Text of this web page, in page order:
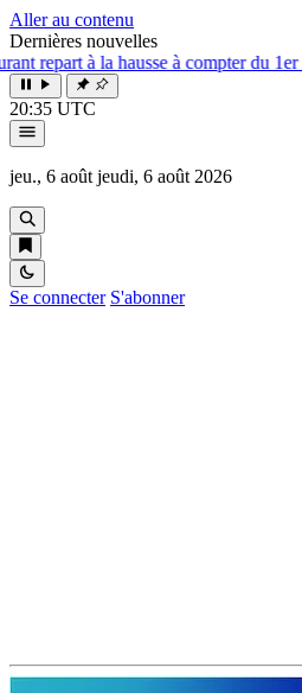
Aller au contenu
Dernières nouvelles
la hausse à compter du 1er août●Côte
20:35 UTC
jeu., 6 août jeudi, 6 août 2026
Se connecter S'abonner